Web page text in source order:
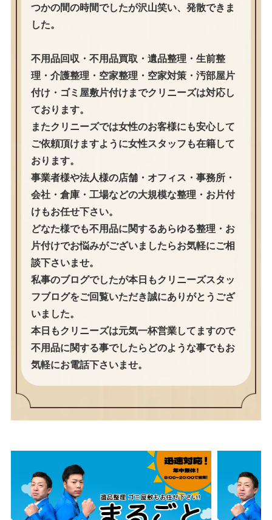
つかの間の時間でしたが沢山笑い、発散できま
した。
不用品回収・不用品買取・遺品整理・生前整
理・介護整理・空家整理・空家対策・汚部屋片
付け・ゴミ屋敷片付けまでクリニーズは対応し
ております。
またクリニーズでは女性のお客様にも安心して
ご依頼頂けますように女性スタッフも在籍して
おります。
事業者様や法人様の店舗・オフィス・事務所・
会社・倉庫・工場などの大規模な整理・お片付
けもお任せ下さい。
どなた様でも不用品に関するあらゆる整理・お
片付けでお悩みがございましたらお気軽にご相
談下さいませ。
私事のブログでしたが本日もクリニーズスタッ
フブログをご回覧いただき誠にありがとうござ
いました。
本日もクリニーズは元気一杯営業してますので
不用品に関する事でしたらどのような事でもお
気軽にお電話下さいませ。